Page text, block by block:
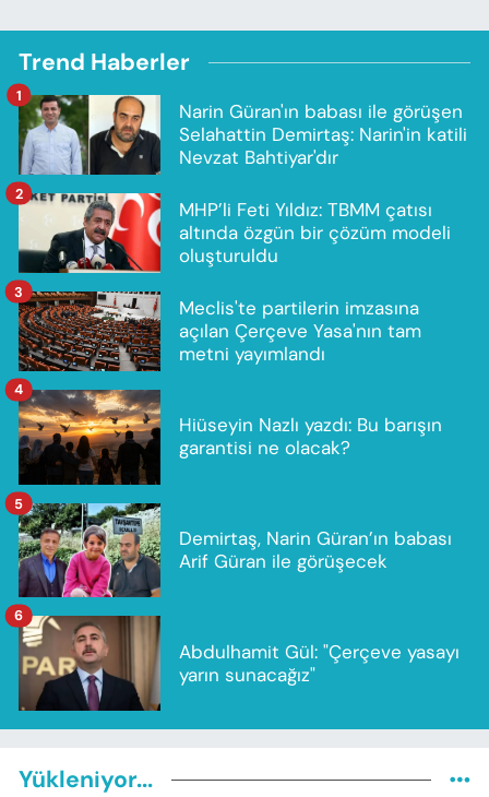
Trend Haberler
Narin Güran'ın babası ile görüşen
Selahattin Demirtaş: Narin'in katili
Nevzat Bahtiyar'dır
1
MHP’li Feti Yıldız: TBMM çatısı
altında özgün bir çözüm modeli
oluşturuldu
2
Meclis'te partilerin imzasına
açılan Çerçeve Yasa'nın tam
metni yayımlandı
3
Hiüseyin Nazlı yazdı: Bu barışın
garantisi ne olacak?
4
Demirtaş, Narin Güran’ın babası
Arif Güran ile görüşecek
5
Abdulhamit Gül: "Çerçeve yasayı
yarın sunacağız"
6
Yükleniyor...